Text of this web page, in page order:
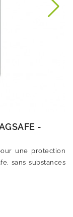
-
une protection
sans substances